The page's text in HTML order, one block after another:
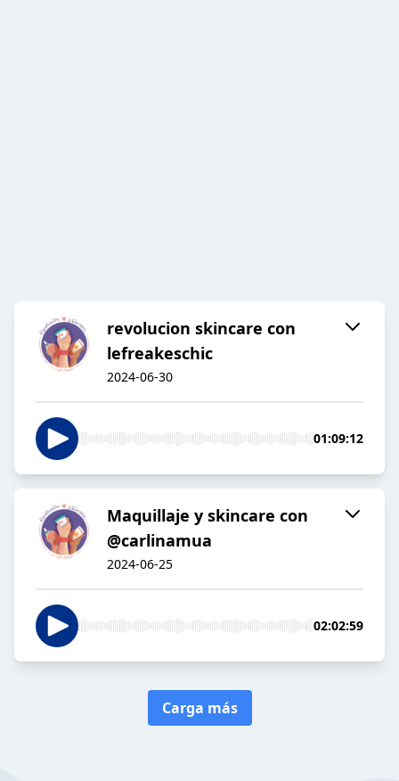
revolucion skincare con
lefreakeschic
2024-06-30
01:09:12
Maquillaje y skincare con
@carlinamua
2024-06-25
02:02:59
Carga más